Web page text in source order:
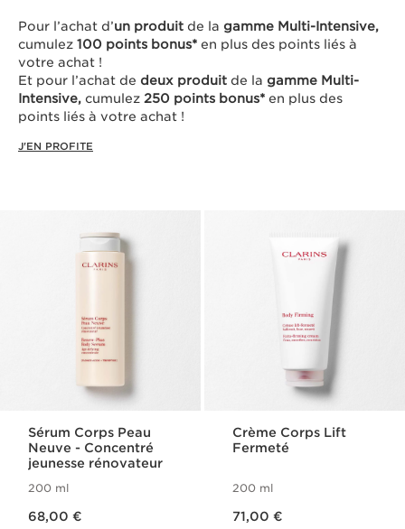
Pour l’achat d’un produit de la gamme Multi-Intensive,
cumulez 100 points bonus* en plus des points liés à
votre achat !
Et pour l’achat de deux produit de la gamme Multi-
Intensive, cumulez 250 points bonus* en plus des
points liés à votre achat !
J'EN PROFITE
Sérum Corps Peau
Neuve - Concentré
jeunesse rénovateur
200 ml
68,00 €
Crème Corps Lift
Fermeté
200 ml
71,00 €